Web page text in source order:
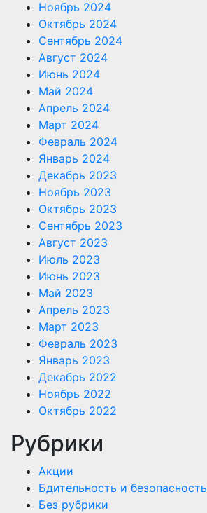
Ноябрь 2024
Октябрь 2024
Сентябрь 2024
Август 2024
Июнь 2024
Май 2024
Апрель 2024
Март 2024
Февраль 2024
Январь 2024
Декабрь 2023
Ноябрь 2023
Октябрь 2023
Сентябрь 2023
Август 2023
Июль 2023
Июнь 2023
Май 2023
Апрель 2023
Март 2023
Февраль 2023
Январь 2023
Декабрь 2022
Ноябрь 2022
Октябрь 2022
Рубрики
Акции
Бдительность и безопасность
Без рубрики